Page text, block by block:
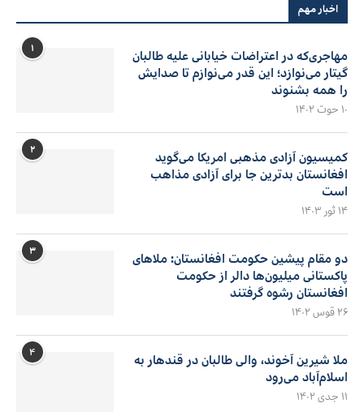
اخبار مهم
۱
مهاجری‌که در اعتراضات خیابانی علیه طالبان
گیتار می‌نوازد؛ این قدر می‌نوازم تا صدایش
را همه بشنوند
۱۰ حوت ۱۴۰۲
۲
کمیسیون آزادی مذهبی امریکا می‌گوید
افغانستان بدترین جا برای آزادی مذاهب
است
۱۴ ثور ۱۴۰۳
۳
دو مقام پیشین حکومت افغانستان: ملاهای
پاکستانی میلیون‌ها دالر از حکومت
افغانستان رشوه گرفتند
۲۶ قوس ۱۴۰۲
۴
ملا شیرین آخوند، والی طالبان در قندهار به
اسلام‌آباد می‌رود
۱۱ جدی ۱۴۰۲